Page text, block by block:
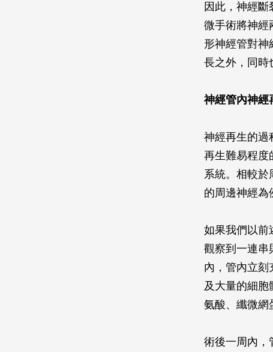
因此，神經
微手術將神經
形神經管對神
長之外，同時
神經管內神經
神經再生的過
再生難易程度
系統。相較於
的周邊神經為
如果我們以前
觀察到一連串
內，管內立刻
及大量的細胞
氨酸、纖微網
術後一周內，